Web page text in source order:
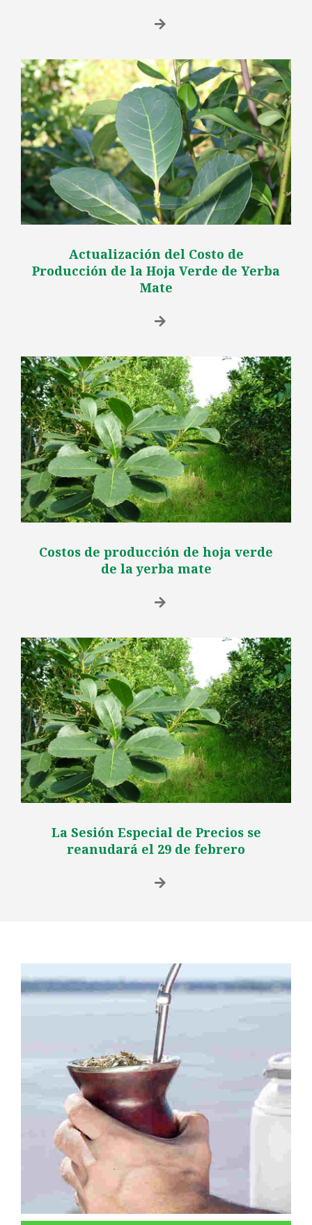
Actualización del Costo de
Producción de la Hoja Verde de Yerba
Mate
Costos de producción de hoja verde
de la yerba mate
La Sesión Especial de Precios se
reanudará el 29 de febrero